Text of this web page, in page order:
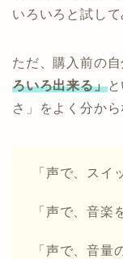
いろいろと試して
ただ、購入前の
ろいろ出来る」
さ」をよく分か
「声で、スイ
「声で、音楽
「声で、音量